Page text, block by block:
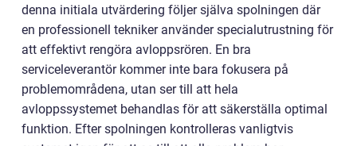
denna initiala utvärdering följer själva spolningen där
en professionell tekniker använder specialutrustning för
att effektivt rengöra avloppsrören. En bra
serviceleverantör kommer inte bara fokusera på
problemområdena, utan ser till att hela
avloppssystemet behandlas för att säkerställa optimal
funktion. Efter spolningen kontrolleras vanligtvis